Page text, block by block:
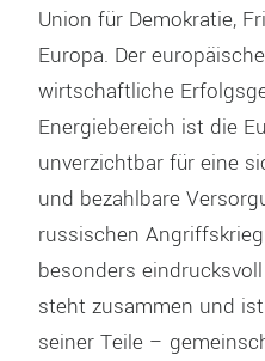
Union für Demokratie,
Europa. Der
wirtschaftliche
Energiebereich ist die
unverzichtbar für eine
und bezahlbare
russischen
besonders
steht zusammen und
seiner Teile –